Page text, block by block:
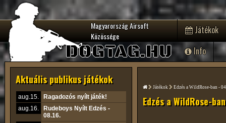
Magyarország Airsoft
Közössége
DOGTAG.HU
Játékok
Info
Aktuális publikus játékok
aug.15.
Ragadozós nyílt játék!
aug.16.
Rudeboys Nyílt Edzés -
08.16.
Játékok Edzés a WildRose-ban -
Edzés a WildRose-